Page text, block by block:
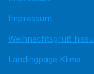
Impressum
Weihnachtsgruß hissu
Landingpage Klima